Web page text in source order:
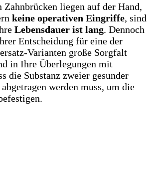
liegen auf der Hand,
keine operativen Eingriffe, sind
Lebensdauer ist lang. Dennoch
Entscheidung für eine der
Varianten große Sorgfalt
in Ihre Überlegungen mit
die Substanz zweier gesunder
werden muss, um die